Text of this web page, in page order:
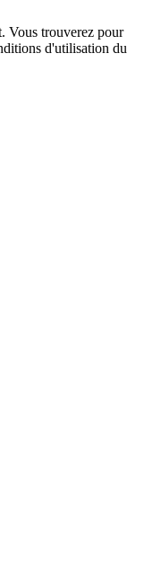
Vous trouverez pour
d'utilisation du